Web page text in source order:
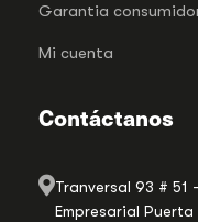
Garantia
Mi cuenta
Contáctanos
Tranversal 93 # 51
Empresarial Puerta